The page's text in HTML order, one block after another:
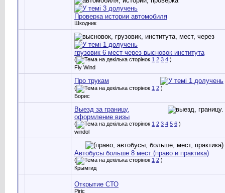
Проверка истории автомобиля
Шкодник
грузовик 6 мест через высновок института
( 1 2 3 4 )
Fly Wind
Про трукам
( 1 2 )
Борис
Выезд за границу,
оформление визы
( 1 2 3 4 5 6 )
windol
Автобусы больше 8 мест (право и практика)
( 1 2 )
Крымгид
Открытие СТО
Piric